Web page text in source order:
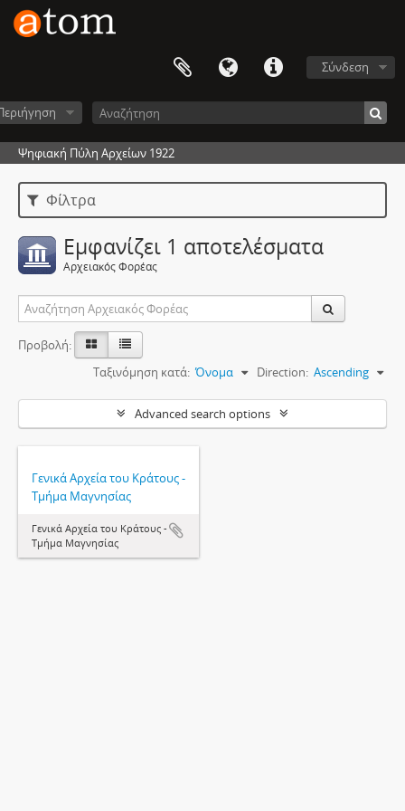
Σύνδεση
Ψηφιακή Πύλη Αρχείων 1922
Φίλτρα
Εμφανίζει 1 αποτελέσματα
Αρχειακός Φορέας
Προβολή:
Ταξινόμηση κατά: Όνομα Direction: Ascending
Advanced search options
Γενικά Αρχεία του Κράτους -
Τμήμα Μαγνησίας
Γενικά Αρχεία του Κράτους -
Τμήμα Μαγνησίας